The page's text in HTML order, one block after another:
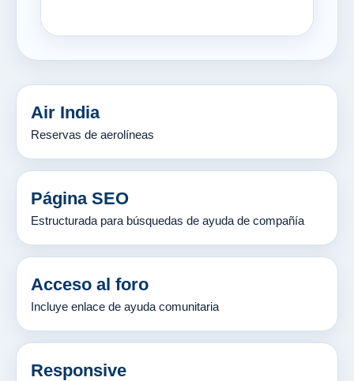
Air India
Reservas de aerolíneas
Página SEO
Estructurada para búsquedas de ayuda de compañía
Acceso al foro
Incluye enlace de ayuda comunitaria
Responsive